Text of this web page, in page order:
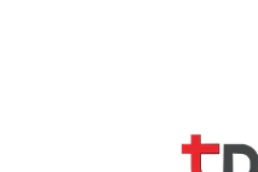
1. Piese & Accesorii Tractoare